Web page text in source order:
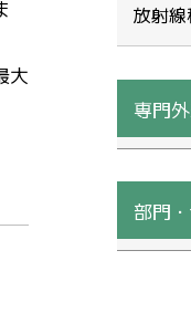
大
放射
専門
部門